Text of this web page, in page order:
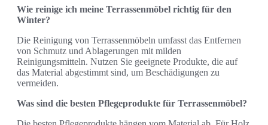
Wie reinige ich meine Terrassenmöbel richtig für den
Winter?
Die Reinigung von Terrassenmöbeln umfasst das Entfernen
von Schmutz und Ablagerungen mit milden
Reinigungsmitteln. Nutzen Sie geeignete Produkte, die auf
das Material abgestimmt sind, um Beschädigungen zu
vermeiden.
Was sind die besten Pflegeprodukte für Terrassenmöbel?